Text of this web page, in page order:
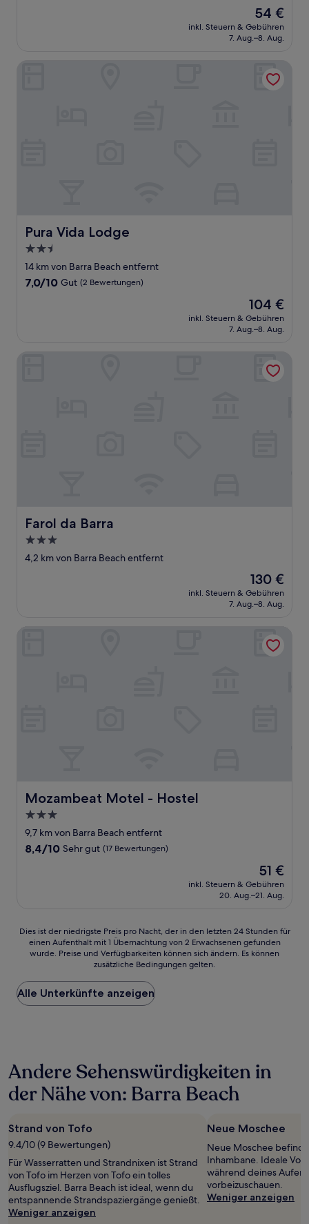
Der
Preis
beträgt
54 €
inkl. Steuern & Gebühren
7. Aug.–8. Aug.
Pura Vida Lodge
Pura Vida Lodge
2.5-
Sterne-
Unterkunft
14 km von Barra Beach entfernt
7.0
7,0/10 Gut (2 Bewertungen)
Der
Preis
beträgt
104 €
inkl. Steuern & Gebühren
7. Aug.–8. Aug.
Farol da Barra
Farol da Barra
3.0-
Sterne-
4,2 km von Barra Beach entfernt
Der
Preis
beträgt
130 €
inkl. Steuern & Gebühren
7. Aug.–8. Aug.
Mozambeat Motel - Hostel
Mozambeat Motel - Hostel
3.0-
Sterne-
Unterkunft
9,7 km von Barra Beach entfernt
8.4
8,4/10 Sehr gut (17 Bewertungen)
Der
Preis
beträgt
51 €
inkl. Steuern & Gebühren
20. Aug.–21. Aug.
Dies
der
Preis
pro
Nacht,
24 Stunden
für
einen
1 Übernachtung
von
gefunden
wurde.
Preise
und
Verfügbarkeiten
Dies ist der niedrigste Preis pro Nacht, der in den letzten 24 Stunden für
einen Aufenthalt mit 1 Übernachtung von 2 Erwachsenen gefunden
wurde. Preise und Verfügbarkeiten können sich ändern. Es können
zusätzliche Bedingungen gelten.
Alle Unterkünfte anzeigen
Andere Sehenswürdigkeiten in
der Nähe von: Barra Beach
Strand von Tofo
9.4/10 (9 Bewertungen)
Für Wasserratten und Strandnixen ist Strand
von Tofo im Herzen von Tofo ein tolles
Ausflugsziel. Barra Beach ist ideal, wenn du
entspannende Strandspaziergänge genießt.
Weniger anzeigen
Neue Moschee
Neue Moschee
Inhambane. Ideale
während deines
vorbeizuschauen.
Weniger anzeigen